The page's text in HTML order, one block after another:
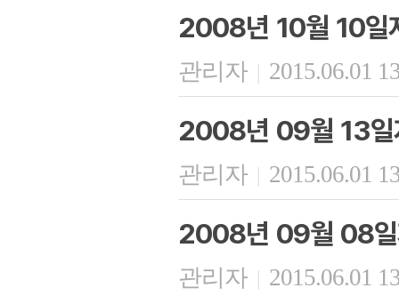
2008년 10월 10일
관리자 | 2015.06.01
2008년 09월 13일
관리자 | 2015.06.01
2008년 09월 08일
관리자 | 2015.06.01